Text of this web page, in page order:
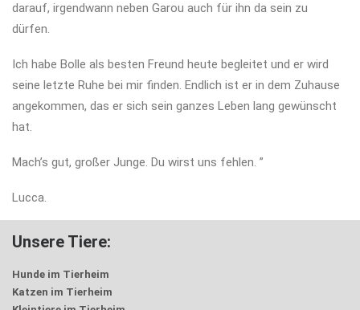
darauf, irgendwann neben Garou auch für ihn da sein zu
dürfen.
Ich habe Bolle als besten Freund heute begleitet und er wird
seine letzte Ruhe bei mir finden. Endlich ist er in dem Zuhause
angekommen, das er sich sein ganzes Leben lang gewünscht
hat.
Mach’s gut, großer Junge. Du wirst uns fehlen. ”
Lucca.
Unsere Tiere:
Hunde im Tierheim
Katzen im Tierheim